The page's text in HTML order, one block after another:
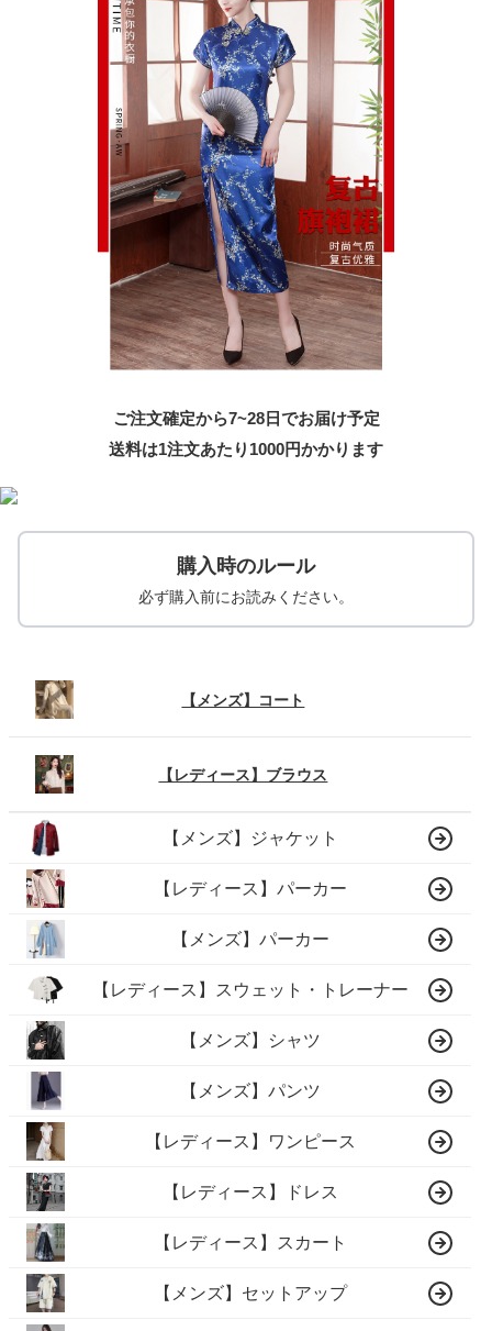
ご注文確定から7~28日でお届け予定
送料は1注文あたり 1000円かかります
購入時のルール
必ず購入前にお読みください。
【メンズ】コート
【レディース】ブラウス
【メンズ】ジャケット
【レディース】パーカー
【メンズ】パーカー
【レディース】スウェット・トレーナー
【メンズ】シャツ
【メンズ】パンツ
【レディース】ワンピース
【レディース】ドレス
【レディース】スカート
【メンズ】セットアップ